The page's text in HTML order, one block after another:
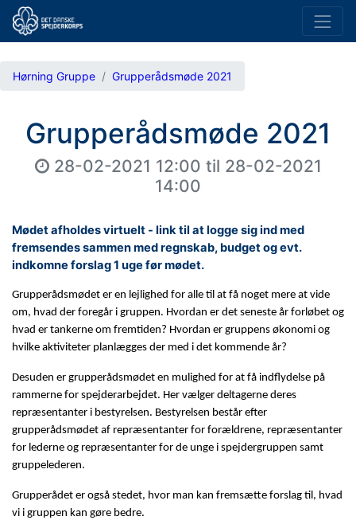
Hørning Gruppe Grupperådsmøde 2021
Grupperådsmøde 2021
28-02-2021 12:00 til 28-02-2021
14:00
Mødet afholdes virtuelt - link til at logge sig ind med
fremsendes sammen med regnskab, budget og evt.
indkomne forslag 1 uge før mødet.
Grupperådsmødet er en lejlighed for alle til at få noget mere at vide
om, hvad der foregår i gruppen. Hvordan er det seneste år forløbet og
hvad er tankerne om fremtiden? Hvordan er gruppens økonomi og
hvilke aktiviteter planlægges der med i det kommende år?
Desuden er grupperådsmødet en mulighed for at få indflydelse på
rammerne for spejderarbejdet. Her vælger deltagerne deres
repræsentanter i bestyrelsen. Bestyrelsen består efter
grupperådsmødet af repræsentanter for forældrene, repræsentanter
for lederne og repræsentanter for de unge i spejdergruppen samt
gruppelederen.
Grupperådet er også stedet, hvor man kan fremsætte forslag til, hvad
vi i gruppen kan gøre bedre.